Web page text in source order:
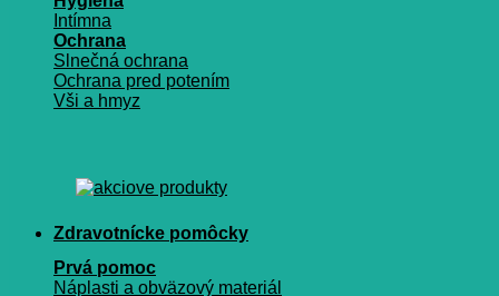
Intímna
Ochrana
Slnečná ochrana
Ochrana pred potením
Vši a hmyz
Zdravotnícke pomôcky
Prvá pomoc
Náplasti a obväzový materiál